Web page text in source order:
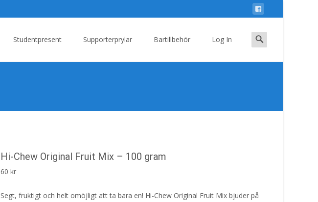
Studentpresent Supporterprylar Bartillbehör Log In
Search
for:
Hi-Chew Original Fruit Mix – 100 gram
60 kr
Segt, fruktigt och helt omöjligt att ta bara en! Hi-Chew Original Fruit Mix bjuder på